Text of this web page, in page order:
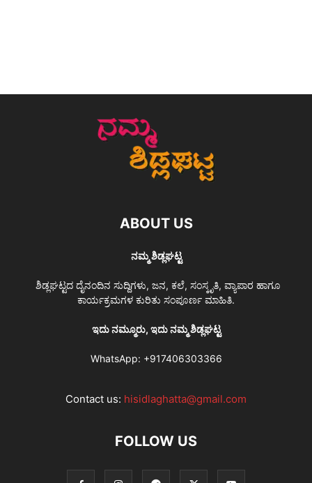
ABOUT US
ನಮ್ಮ ಶಿಡ್ಲಘಟ್ಟ
ಶಿಡ್ಲಘಟ್ಟದ ದೈನಂದಿನ ಸುದ್ದಿಗಳು, ಜನ, ಕಲೆ, ಸಂಸ್ಕೃತಿ, ವ್ಯಾಪಾರ ಹಾಗೂ
ಕಾರ್ಯಕ್ರಮಗಳ ಕುರಿತು ಸಂಪೂರ್ಣ ಮಾಹಿತಿ.
ಇದು ನಮ್ಮೂರು, ಇದು ನಮ್ಮ ಶಿಡ್ಲಘಟ್ಟ
WhatsApp: +917406303366
Contact us: hisidlaghatta@gmail.com
FOLLOW US